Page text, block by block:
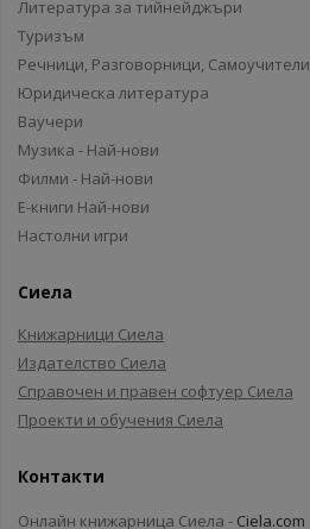
Литература за тийнейджъри
Туризъм
Речници, Разговорници, Самоучители
Юридическа литература
Ваучери
Музика - Най-нови
Филми - Най-нови
Е-книги Най-нови
Настолни игри
Сиела
Книжарници Сиела
Издателство Сиела
Справочен и правен софтуер Сиела
Проекти и обучения Сиела
Контакти
Онлайн книжарница Сиела - Ciela.com